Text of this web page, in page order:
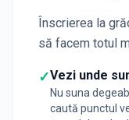
Înscrierea la
să facem totul
✓Vezi unde
Nu suna
caută punctul